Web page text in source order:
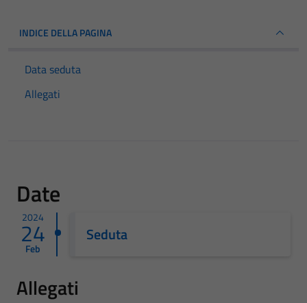
INDICE DELLA PAGINA
Data seduta
Allegati
Date
2024
24
Feb
Seduta
Allegati